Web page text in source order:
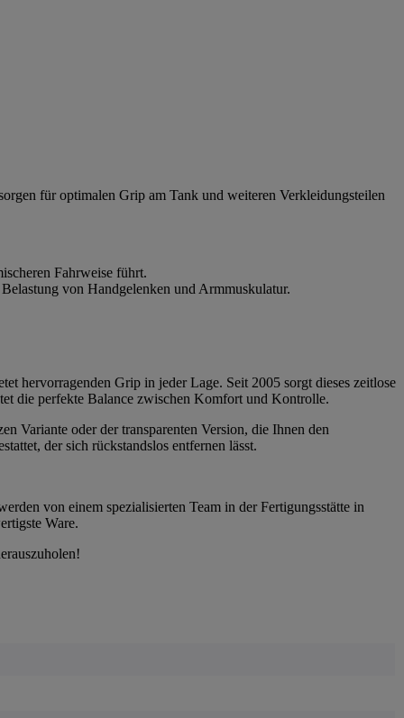
für optimalen Grip am Tank und weiteren Verkleidungsteilen
Fahrweise führt.
von Handgelenken und Armmuskulatur.
hervorragenden Grip in jeder Lage. Seit 2005 sorgt dieses zeitlose
die perfekte Balance zwischen Komfort und Kontrolle.
Variante oder der transparenten Version, die Ihnen den
der sich rückstandslos entfernen lässt.
von einem spezialisierten Team in der Fertigungsstätte in
Ware.